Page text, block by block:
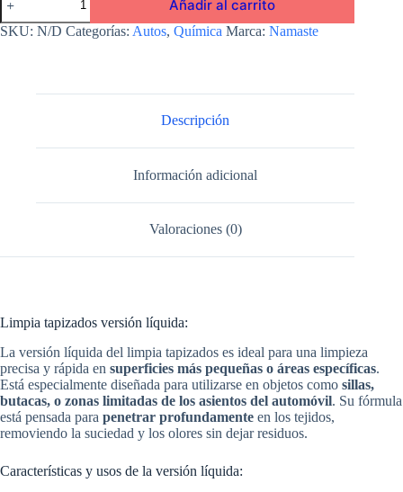
Tapizados
x
500
Añadir al carrito
SKU: N/D Categorías: Autos, Química Marca: Namaste
Descripción
Información adicional
Valoraciones (0)
Limpia tapizados versión líquida:
La versión líquida del limpia tapizados es ideal para una limpieza
precisa y rápida en superficies más pequeñas o áreas específicas.
Está especialmente diseñada para utilizarse en objetos como sillas,
butacas, o zonas limitadas de los asientos del automóvil. Su fórmula
está pensada para penetrar profundamente en los tejidos,
removiendo la suciedad y los olores sin dejar residuos.
Características y usos de la versión líquida: